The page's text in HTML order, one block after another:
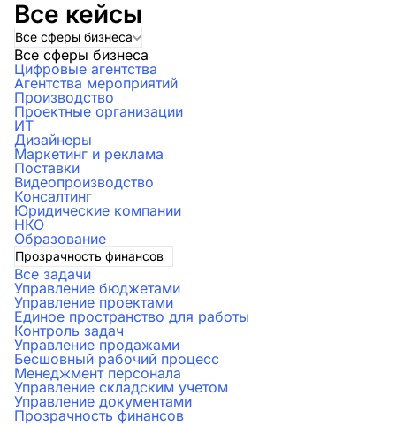
Все кейсы
Все сферы бизнеса
Все сферы бизнеса
Цифровые агентства
Агентства мероприятий
Производство
Проектные организации
ИТ
Дизайнеры
Маркетинг и реклама
Поставки
Видеопроизводство
Консалтинг
Юридические компании
НКО
Образование
Прозрачность финансов
Все задачи
Управление бюджетами
Управление проектами
Единое пространство для работы
Контроль задач
Управление продажами
Бесшовный рабочий процесс
Менеджмент персонала
Управление складским учетом
Управление документами
Прозрачность финансов